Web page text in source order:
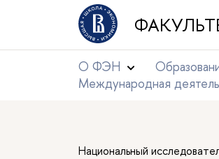
О ФЭН
Международная
Национальный